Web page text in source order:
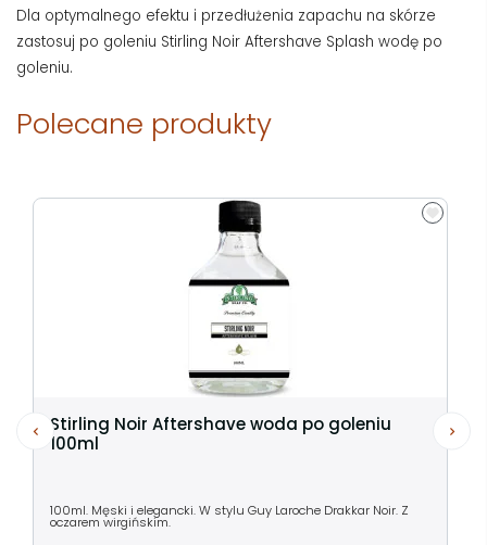
Dla optymalnego efektu i przedłużenia zapachu na skórze
zastosuj po goleniu Stirling Noir Aftershave Splash wodę po
goleniu.
Polecane produkty
Stirling Noir Aftershave woda po goleniu
100ml
100ml. Męski i elegancki. W stylu Guy Laroche Drakkar Noir. Z
oczarem wirgińskim.